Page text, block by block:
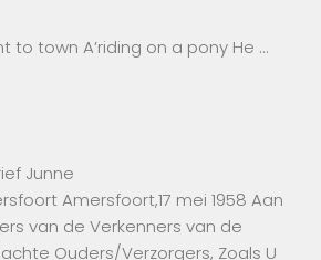
to town A’riding on a pony He …
Junne
Amersfoort,17 mei 1958 Aan
van de Verkenners van de
Ouders/Verzorgers, Zoals U